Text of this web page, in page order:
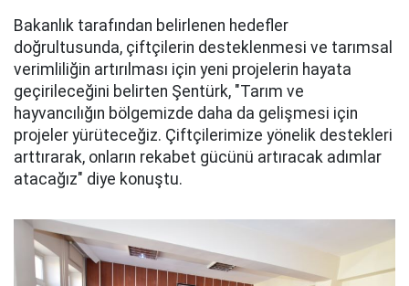
Bakanlık tarafından belirlenen hedefler
doğrultusunda, çiftçilerin desteklenmesi ve tarımsal
verimliliğin artırılması için yeni projelerin hayata
geçirileceğini belirten Şentürk, "Tarım ve
hayvancılığın bölgemizde daha da gelişmesi için
projeler yürüteceğiz. Çiftçilerimize yönelik destekleri
arttırarak, onların rekabet gücünü artıracak adımlar
atacağız" diye konuştu.